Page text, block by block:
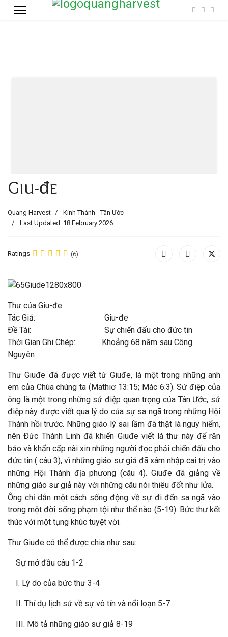
Giu-đe
Quang Harvest
Kinh Thánh - Tân Ước
Last Updated: 18 February 2026
Ratings (6)
Thư của Giu-đe
Tác Giả: Giu-đe
Ðề Tài: Sự chiến đấu cho đức tin
Thời Gian Ghi Chép: Khoảng 68 năm sau Công
Nguyên
Thư Giuđe đã được viết từ Giuđe, là một trong những anh
em của Chúa chúng ta (Mathiơ 13:15; Mác 6:3). Sứ điệp của
ông là một trong những sứ điệp quan trọng của Tân Ước, sứ
điệp này được viết qua lý do của sự sa ngã trong những Hội
Thánh hồi trước. Những giáo lý sai lầm đã thật là nguy hiểm,
nên Ðức Thánh Linh đã khiến Giuđe viết lá thư này để răn
bảo và khẩn cấp nài xin những người đọc phải chiến đấu cho
đức tin ( câu 3), vì những giáo sư giả đã xâm nhập cai trị vào
những Hội Thánh địa phương (câu 4). Giuđe đã giảng về
những giáo sư giả này với những câu nói thiêu đốt như lửa.
Ông chỉ dẫn một cách sống động về sự đi đến sa ngã vào
trong một đời sống phạm tội như thể nào (5-19). Bức thư kết
thúc với một tụng khúc tuyệt vời.
Thư Giuđe có thể được chia như sau:
Sự mở đầu câu 1-2
I. Lý do của bức thư 3-4
II. Thí dụ lịch sử về sự vô tín và nổi loạn 5-7
III. Mô tả những giáo sư giả 8-19